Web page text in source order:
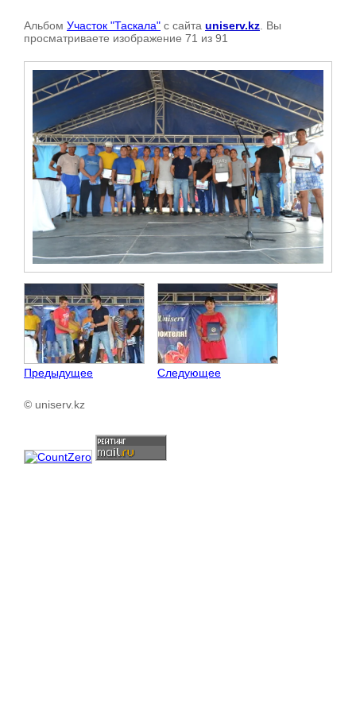
Альбом Участок "Таскала" с сайта uniserv.kz . Вы
просматриваете изображение 71 из 91
Предыдущее Следующее
© uniserv.kz